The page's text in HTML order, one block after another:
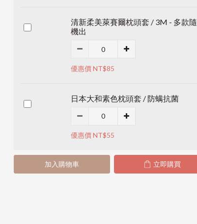
清新柔美萊賽爾枕頭套 / 3M - 多款隨
機出
優惠價 NT$85
日本大和素色枕頭套 / 防螨抗菌
優惠價 NT$55
加入購物車 立即購買